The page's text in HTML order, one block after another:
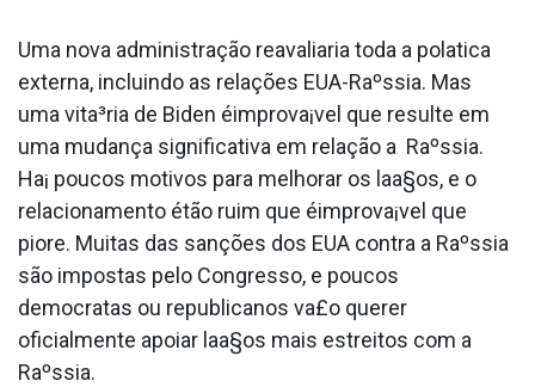
Uma nova administração reavaliaria toda a pola­tica
externa, incluindo as relações EUA-Raºssia. Mas
uma vita³ria de Biden éimprova¡vel que resulte em
uma mudança significativa em relação a Raºssia.
Ha¡ poucos motivos para melhorar os laa§os, e o
relacionamento étão ruim que éimprova¡vel que
piore. Muitas das sanções dos EUA contra a Raºssia
são impostas pelo Congresso, e poucos
democratas ou republicanos va£o querer
oficialmente apoiar laa§os mais estreitos com a
Raºssia.